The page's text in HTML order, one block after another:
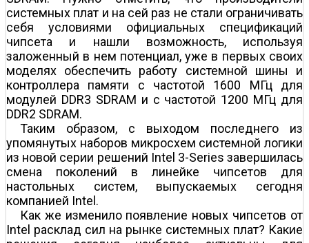
системных плат и на сей раз не стали ограничивать
себя условиями официальных спецификаций
чипсета и нашли возможность, используя
заложенный в нем потенциал, уже в первых своих
моделях обеспечить работу системной шины и
контроллера памяти с частотой 1600 МГц для
модулей DDR3 SDRAM и с частотой 1200 МГц для
DDR2 SDRAM.
Таким образом, с выходом последнего из
упомянутых наборов микросхем системной логики
из новой серии решений Intel 3-Series завершилась
смена поколений в линейке чипсетов для
настольных систем, выпускаемых сегодня
компанией Intel.
Как же изменило появление новых чипсетов от
Intel расклад сил на рынке системных плат? Какие